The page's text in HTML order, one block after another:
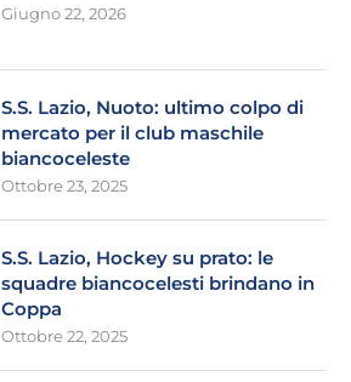
Giugno 22, 2026
S.S. Lazio, Nuoto: ultimo colpo di
mercato per il club maschile
biancoceleste
Ottobre 23, 2025
S.S. Lazio, Hockey su prato: le
squadre biancocelesti brindano in
Coppa
Ottobre 22, 2025